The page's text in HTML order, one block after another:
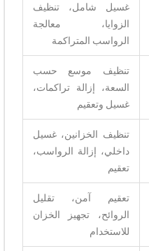
غسيل شامل، تنظيف
الزوايا، معالجة
الرواسب المتراكمة
تنظيف موسع حسب
السعة، إزالة تراكمات،
غسيل وتعقيم
تنظيف الخزانين، غسيل
داخلي، إزالة الرواسب،
تعقيم
تعقيم آمن، تقليل
الروائح، تجهيز الخزان
للاستخدام